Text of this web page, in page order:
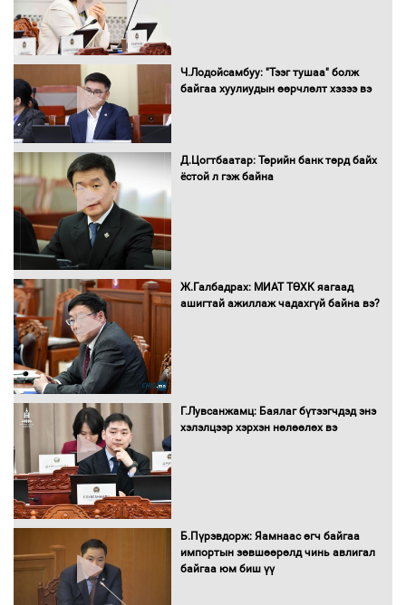
Монгол Улс “COP17”-д “Тал хээрийн
төлөвлөгөө”-гөө танилцуулна
16 төрлийн эмийг нэг эх үүсвэрээс
Бүх шатанд хэмнэлтийн горимд
шилжиж, найр наадам, зөвлөгөөн,
Ч.Лодойсамбуу: "Тээг тушаа" болж
байгаа хуулиудын өөрчлөлт хэзээ вэ
Д.Цогтбаатар: Төрийн банк төрд байх
ёстой л гэж байна
Ж.Галбадрах: МИАТ ТӨХК яагаад
ашигтай ажиллаж чадахгүй байна вэ?
Г.Лувсанжамц: Баялаг бүтээгчдэд энэ
хэлэлцээр хэрхэн нөлөөлөх вэ
Б.Пүрэвдорж: Яамнаас өгч байгаа
импортын зөвшөөрөлд чинь авлигал
байгаа юм биш үү